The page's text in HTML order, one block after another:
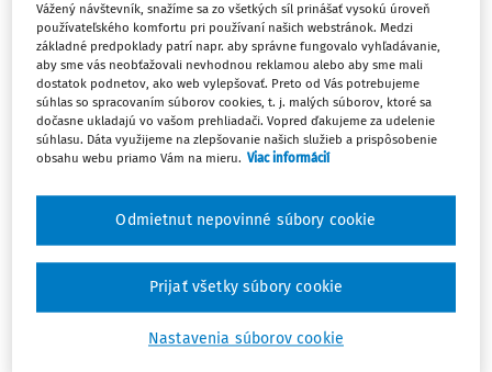
1Sžk/10/2021 - iný zásah orgánu verejnej
správy
Najvyšší súd SR - senát Sp. zn.:1Sžk/10/2021 Vydané :11. 5. 2021
JUDIKATÚRA
7Sžsk/37/2020 - hmotnej núdzi
Najvyšší súd SR - senát Sp. zn.:7Sžsk/37/2020
Vážený návštevník, snažíme sa zo všetkých síl prinášať vysokú úroveň
používateľského komfortu pri používaní našich webstránok. Medzi
základné predpoklady patrí napr. aby správne fungovalo vyhľadávanie,
aby sme vás neobťažovali nevhodnou reklamou alebo aby sme mali
dostatok podnetov, ako web vylepšovať. Preto od Vás potrebujeme
súhlas so spracovaním súborov cookies, t. j. malých súborov, ktoré sa
dočasne ukladajú vo vašom prehliadači. Vopred ďakujeme za udelenie
súhlasu. Dáta využijeme na zlepšovanie našich služieb a prispôsobenie
obsahu webu priamo Vám na mieru. Viac informácií
Nastavenia súborov cookie
Odmietnut nepovinné súbory cookie
Prijať všetky súbory cookie